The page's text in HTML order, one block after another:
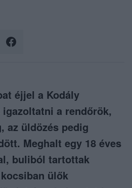
éjjel a Kodály
a rendőrök,
az üldözés pedig
Meghalt egy 18 éves
buliból tartottak
ülők